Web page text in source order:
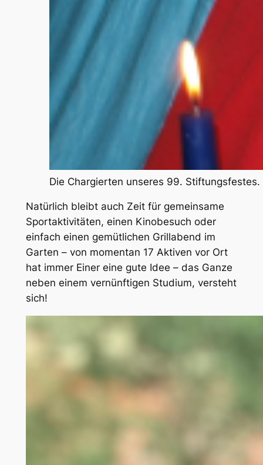
Die Chargierten unseres 99. Stiftungsfestes.
Natürlich bleibt auch Zeit für gemeinsame
Sportaktivitäten, einen Kinobesuch oder
einfach einen gemütlichen Grillabend im
Garten – von momentan 17 Aktiven vor Ort
hat immer Einer eine gute Idee – das Ganze
neben einem vernünftigen Studium, versteht
sich!